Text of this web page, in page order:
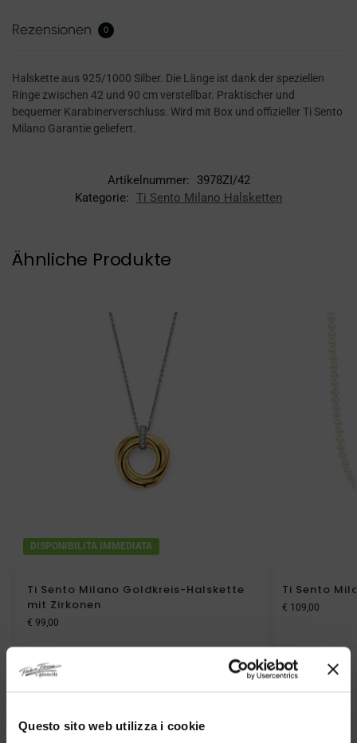
Questo sito web utilizza i cookie
Rezensionen 0
Halskette aus 925/1000 Silber. Die Länge ist dank der speziellen
Ringe zwischen 42 und 90 cm verstellbar. Praktischer und
bequemer Karabinerverschluss. Wird mit Box und offizieller Ti Sento
Milano Garantie geliefert.
Artikelnummer:
3978ZI/42
Kategorie: Ti Sento Milano Halsketten
Ähnliche Produkte
DISPONIBILITA IMMEDIATA
Ti Sento Milano Goldkreis-Halskette
mit Zirkonen
€ 99,00
Ti Sento
€ 109,00